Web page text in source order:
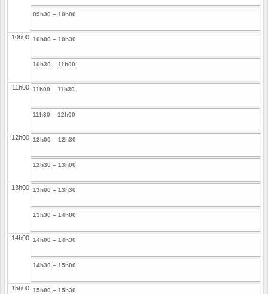
10h00
11h00
12h00
13h00
14h00
15h00
10h00 – 10h30
10h30 – 11h00
11h00 – 11h30
11h30 – 12h00
12h00 – 12h30
12h30 – 13h00
13h00 – 13h30
13h30 – 14h00
14h00 – 14h30
14h30 – 15h00
15h00 – 15h30
09h30 – 10h00